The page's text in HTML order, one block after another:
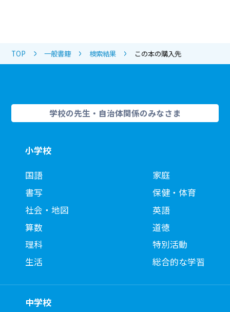
TOP 一般書籍 検索結果 この本の購入先
学校の先生・自治体関係のみなさま
小学校
国語
書写
社会・地図
算数
理科
生活
家庭
保健・体育
英語
道徳
特別活動
総合的な学習
中学校